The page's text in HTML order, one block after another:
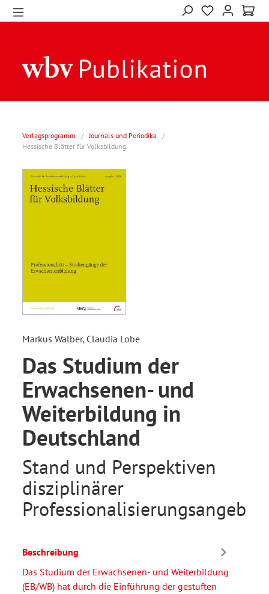
Verlagsprogramm / Journals und Periodika
/
Hessische Blätter für Volksbildung
Markus Walber, Claudia Lobe
Das Studium der
Erwachsenen- und
Weiterbildung in
Deutschland
Stand und Perspektiven
disziplinärer
Beschreibung
Das Studium der Erwachsenen- und Weiterbildung
(EB/WB) hat durch die Einführung der gestuften